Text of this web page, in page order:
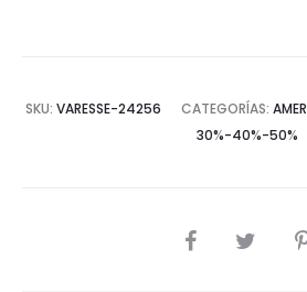
SKU: VARESSE-24256 CATEGORÍAS:
30%-40%-50%
COMPARTIR